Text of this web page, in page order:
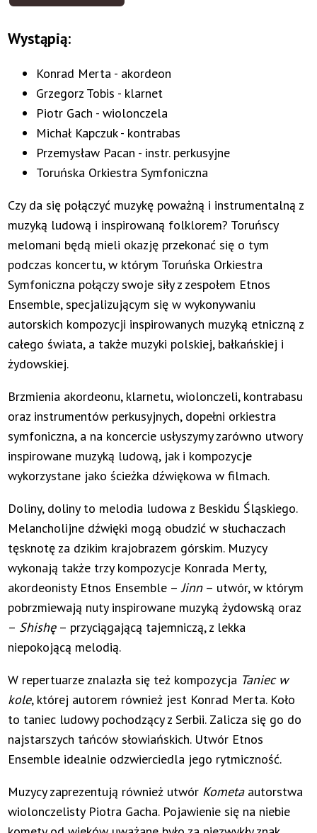
Wystąpią:
Konrad Merta - akordeon
Grzegorz Tobis - klarnet
Piotr Gach - wiolonczela
Michał Kapczuk - kontrabas
Przemysław Pacan - instr. perkusyjne
Toruńska Orkiestra Symfoniczna
Czy da się połączyć muzykę poważną i instrumentalną z
muzyką ludową i inspirowaną folklorem? Toruńscy
melomani będą mieli okazję przekonać się o tym
podczas koncertu, w którym Toruńska Orkiestra
Symfoniczna połączy swoje siły z zespołem Etnos
Ensemble, specjalizującym się w wykonywaniu
autorskich kompozycji inspirowanych muzyką etniczną z
całego świata, a także muzyki polskiej, bałkańskiej i
żydowskiej.
Brzmienia akordeonu, klarnetu, wiolonczeli, kontrabasu
oraz instrumentów perkusyjnych, dopełni orkiestra
symfoniczna, a na koncercie usłyszymy zarówno utwory
inspirowane muzyką ludową, jak i kompozycje
wykorzystane jako ścieżka dźwiękowa w filmach.
Doliny, doliny to melodia ludowa z Beskidu Śląskiego.
Melancholijne dźwięki mogą obudzić w słuchaczach
tęsknotę za dzikim krajobrazem górskim. Muzycy
wykonają także trzy kompozycje Konrada Merty,
akordeonisty Etnos Ensemble –Jinn– utwór, w którym
pobrzmiewają nuty inspirowane muzyką żydowską oraz
– Shishę– przyciągającą tajemniczą, z lekka
niepokojącą melodią.
W repertuarze znalazła się też kompozycja Taniec w
kole, której autorem również jest Konrad Merta. Koło
to taniec ludowy pochodzący z Serbii. Zalicza się go do
najstarszych tańców słowiańskich. Utwór Etnos
Ensemble idealnie odzwierciedla jego rytmiczność.
Muzycy zaprezentują również utwór Kometaautorstwa
wiolonczelisty Piotra Gacha. Pojawienie się na niebie